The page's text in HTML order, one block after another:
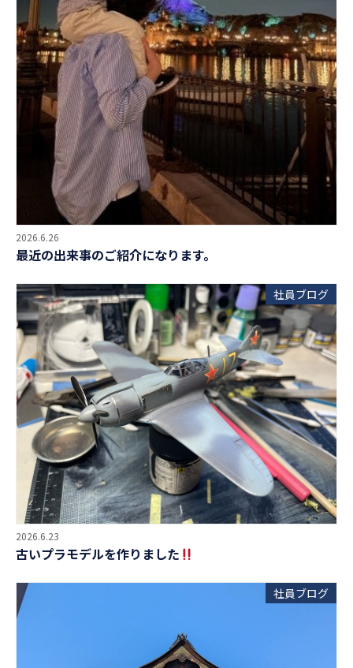
2026.6.26
最近の出来事のご紹介になります。
社員ブログ
2026.6.23
古いプラモデルを作りました
社員ブログ